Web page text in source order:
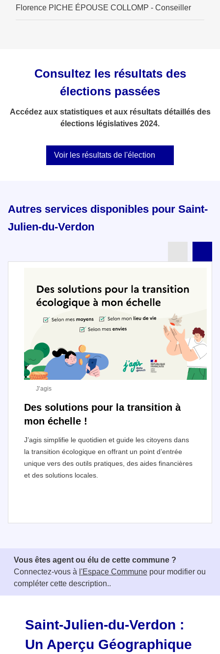
Florence PICHE ÉPOUSE COLLOMP - Conseiller
Consultez les résultats des
élections passées
Accédez aux statistiques et aux résultats détaillés des
élections législatives 2024.
Voir les résultats de l'élection
Autres services disponibles pour Saint-
Julien-du-Verdon
Des solutions pour la transition à
mon échelle !
J’agis simplifie le quotidien et guide les citoyens dans
la transition écologique en offrant un point d’entrée
unique vers des outils pratiques, des aides financières
et des solutions locales.
J’agis
Vous êtes agent ou élu de cette commune ?
Connectez-vous à l'Espace Commune pour modifier ou
compléter cette description..
Saint-Julien-du-Verdon :
Un Aperçu Géographique